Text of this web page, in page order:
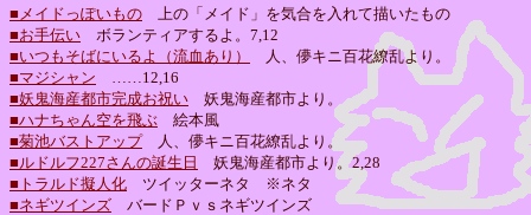
■メイドっぽいもの 上の「メイド」を気合を入れて描いたもの
■お手伝い ボランティアするよ。7,12
■いつもそばにいるよ（流血あり）
人、儚キニ百花繚乱より。
■マジシャン ……12,16
■妖鬼海産都市完成お祝い 妖鬼海産都市より。
■ハナちゃん空を飛ぶ 絵本風
■菊池バストアップ人、儚キニ百花繚乱より。
■ルドルフ227さんの誕生日
妖鬼海産都市より。2,28
■トラルド擬人化 ツイッターネタ ※ネタ
■ネギツインズ バードＰｖｓネギツインズ